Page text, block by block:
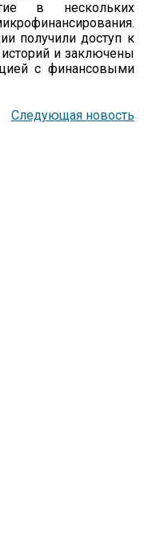
в нескольких
получили доступ к
и заключены
с финансовыми
Следующая новость